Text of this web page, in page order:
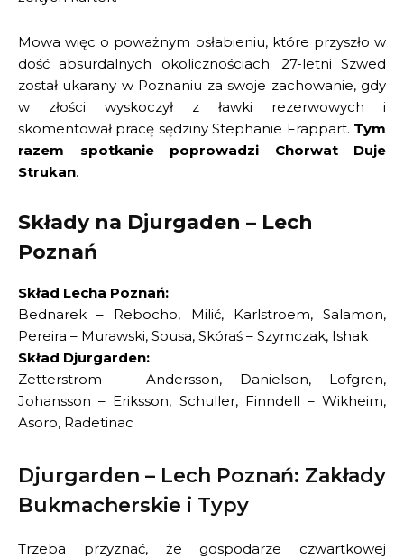
Mowa więc o poważnym osłabieniu, które przyszło w
dość absurdalnych okolicznościach. 27-letni Szwed
został ukarany w Poznaniu za swoje zachowanie, gdy
w złości wyskoczył z ławki rezerwowych i
skomentował pracę sędziny Stephanie Frappart. Tym
razem spotkanie poprowadzi Chorwat Duje
Strukan.
Składy na Djurgaden – Lech
Poznań
Skład Lecha Poznań:
Bednarek – Rebocho, Milić, Karlstroem, Salamon,
Pereira – Murawski, Sousa, Skóraś – Szymczak, Ishak
Skład Djurgarden:
Zetterstrom – Andersson, Danielson, Lofgren,
Johansson – Eriksson, Schuller, Finndell – Wikheim,
Asoro, Radetinac
Djurgarden – Lech Poznań: Zakłady
Bukmacherskie i Typy
Trzeba przyznać, że gospodarze czwartkowej